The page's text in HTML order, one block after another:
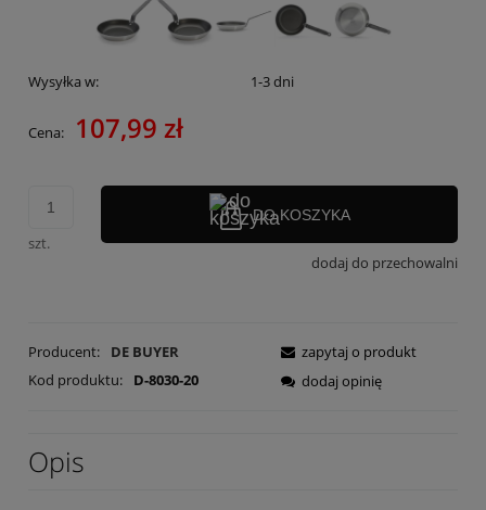
Wysyłka w: 1-3 dni
Cena: 107,99 zł
szt.
DO KOSZYKA
dodaj do przechowalni
Producent:
DE BUYER
Kod produktu:
D-8030-20
zapytaj o produkt
dodaj opinię
Opis